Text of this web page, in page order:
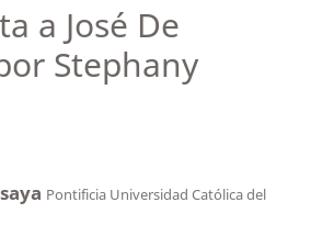
a José De
Stephany
Pontificia Universidad Católica del